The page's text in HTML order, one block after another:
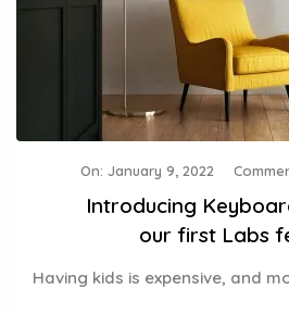
On: January 9, 2022
Introducing
our first Labs
Having kids is expensive, and